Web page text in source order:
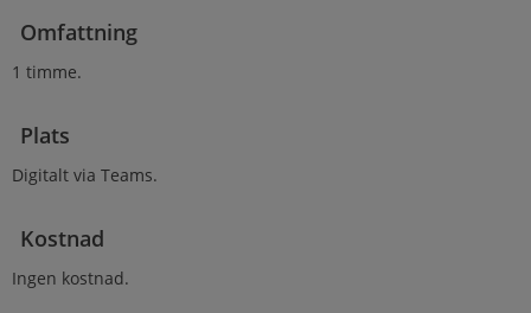
Omfattning
1 timme.
Plats
Digitalt via Teams.
Kostnad
Ingen kostnad.